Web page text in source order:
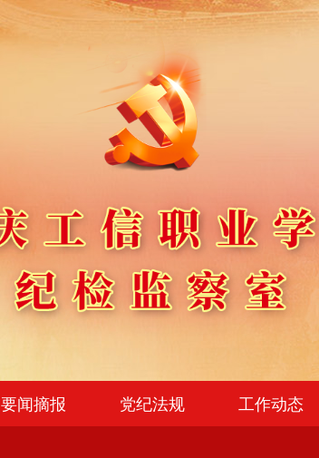
要闻摘报 党纪法规 工作动态